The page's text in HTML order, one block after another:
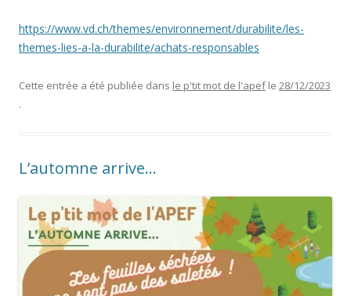
https://www.vd.ch/themes/environnement/durabilite/les-
themes-lies-a-la-durabilite/achats-responsables
Cette entrée a été publiée dans le p'tit mot de l'apefle 28/12/2023
.
L’automne arrive…